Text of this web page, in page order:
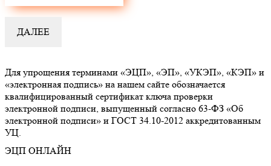
Для упрощения терминами «ЭЦП», «ЭП», «УКЭП», «КЭП» и
«электронная подпись» на нашем сайте обозначается
квалифицированный сертификат ключа проверки
электронной подписи, выпущенный согласно 63-ФЗ «Об
электронной подписи» и ГОСТ 34.10-2012 аккредитованным
УЦ.
ЭЦП ОНЛАЙН